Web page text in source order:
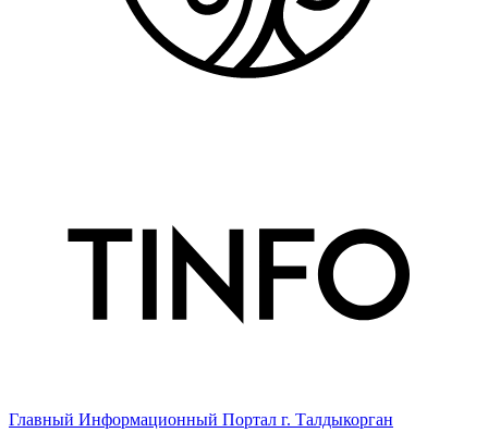
Главный Информационный Портал г. Талдыкорган